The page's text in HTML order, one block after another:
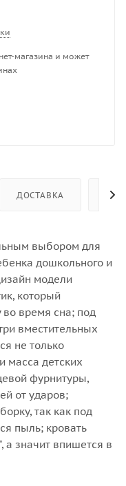
магазина и может
ДОСТАВКА
выбором для
дошкольного и
модели
который
время сна; под
вместительных
не только
масса детских
фурнитуры,
от ударов;
так как под
пыль; кровать
а значит впишется в